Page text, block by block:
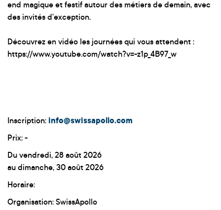
end magique et festif autour des métiers de demain, avec
des invités d’exception.
Découvrez en vidéo les journées qui vous attendent :
https://www.youtube.com/watch?v=-z1p_4B97_w
Inscription: info@swissapollo.com
Prix: -
Du vendredi, 28 août 2026
au dimanche, 30 août 2026
Horaire:
Organisation: SwissApollo